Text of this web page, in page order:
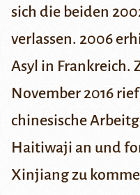
sich die beiden
verlassen. 2006
Asyl in Frankreich.
November 2016
chinesische
Haitiwaji an und
Xinjiang zu